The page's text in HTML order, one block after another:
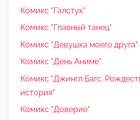
Комикс "Галстук"
Комикс "Главный танец"
Комикс "Девушка моего друга"
Комикс "День Аниме"
Комикс "Джингл Багс.
история"
Комикс "Доверие"